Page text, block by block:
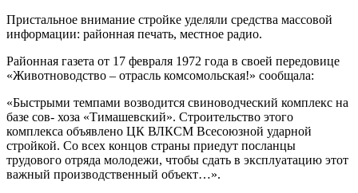
Пристальное внимание стройке уделяли средства массовой
информации: районная печать, местное радио.
Районная газета от 17 февраля 1972 года в своей передовице
«Животноводство – отрасль комсомольская!» сообщала:
«Быстрыми темпами возводится свиноводческий комплекс на
базе сов- хоза «Тимашевский». Строительство этого
комплекса объявлено ЦК ВЛКСМ Всесоюзной ударной
стройкой. Со всех концов страны приедут посланцы
трудового отряда молодежи, чтобы сдать в эксплуатацию этот
важный производственный объект…».